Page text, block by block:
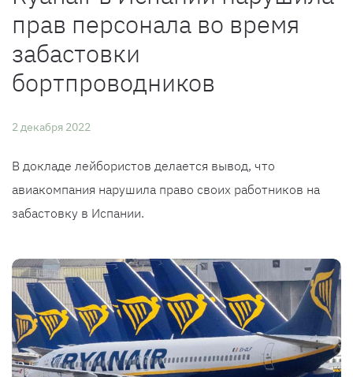
прав персонала во время
забастовки
бортпроводников
2 декабря 2022
В докладе лейбористов делается вывод, что
авиакомпания нарушила право своих работников на
забастовку в Испании.